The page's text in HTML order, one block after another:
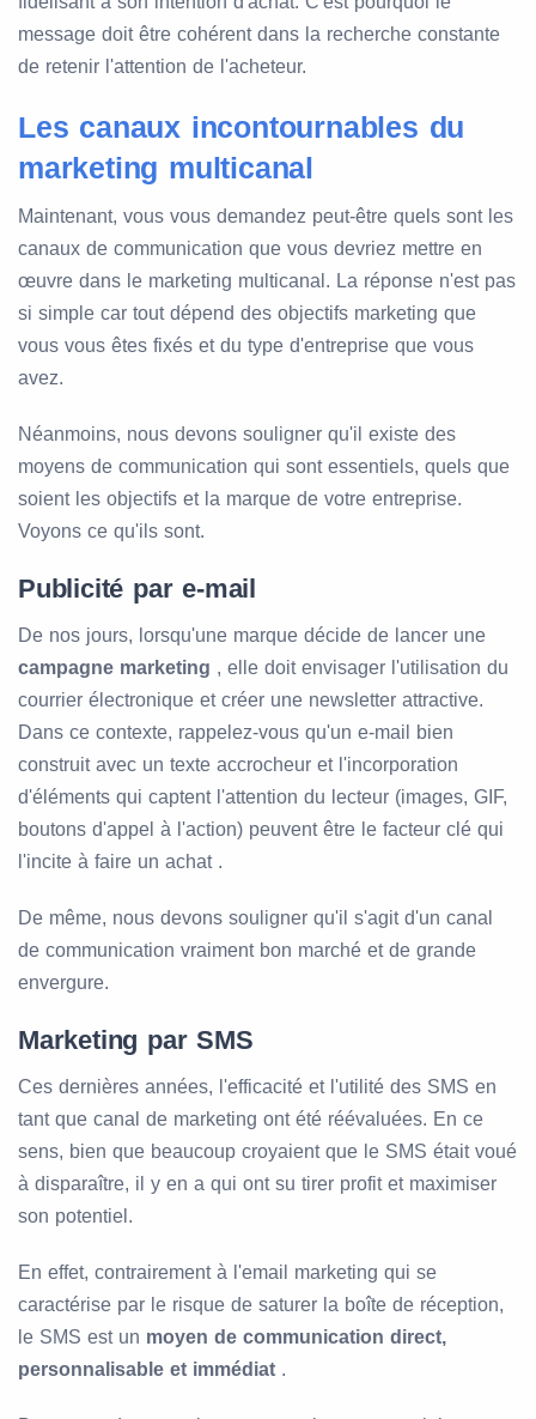
message doit être cohérent dans la recherche constante
de retenir l'attention de l'acheteur.
Les canaux incontournables du
marketing multicanal
Maintenant, vous vous demandez peut-être quels sont les
canaux de communication que vous devriez mettre en
œuvre dans le marketing multicanal. La réponse n'est pas
si simple car tout dépend des objectifs marketing que
vous vous êtes fixés et du type d'entreprise que vous
avez.
Néanmoins, nous devons souligner qu'il existe des
moyens de communication qui sont essentiels, quels que
soient les objectifs et la marque de votre entreprise.
Voyons ce qu'ils sont.
Publicité par e-mail
De nos jours, lorsqu'une marque décide de lancer une
campagne marketing , elle doit envisager l'utilisation du
courrier électronique et créer une newsletter attractive.
Dans ce contexte, rappelez-vous qu'un e-mail bien
construit avec un texte accrocheur et l'incorporation
d'éléments qui captent l'attention du lecteur (images, GIF,
boutons d'appel à l'action) peuvent être le facteur clé qui
l'incite à faire un achat .
De même, nous devons souligner qu'il s'agit d'un canal
de communication vraiment bon marché et de grande
envergure.
Marketing par SMS
Ces dernières années, l'efficacité et l'utilité des SMS en
tant que canal de marketing ont été réévaluées. En ce
sens, bien que beaucoup croyaient que le SMS était voué
à disparaître, il y en a qui ont su tirer profit et maximiser
son potentiel.
En effet, contrairement à l'email marketing qui se
caractérise par le risque de saturer la boîte de réception,
le SMS est un moyen de communication direct,
personnalisable et immédiat .